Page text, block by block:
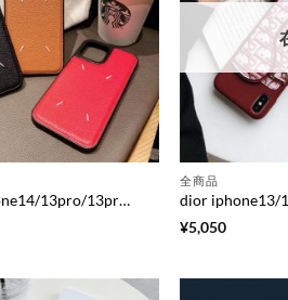
マルジェラ iphone14/13pro/13pro maxケース 芸能人 メンズ martin margiela iphone12pro/12miniカバー 夫婦 お 揃い アイフォン11pro max/x/xr 保護ケース ブランド コピー 激安
全商品
¥5,050